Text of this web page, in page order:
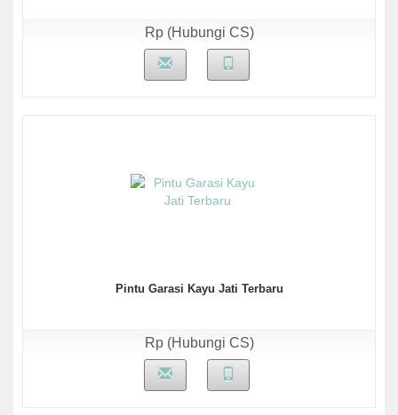
Rp (Hubungi CS)
Pintu Garasi Kayu Jati Terbaru
Rp (Hubungi CS)